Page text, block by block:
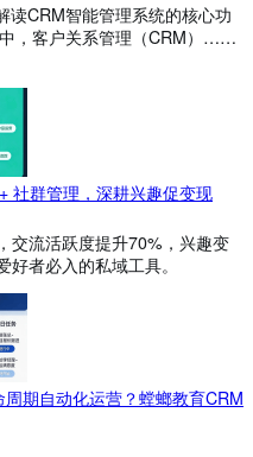
读CRM智能管理系统的核心功
，客户关系管理（CRM）……
社群管理，深耕兴趣促变现
交流活跃度提升70%，兴趣变
者必入的私域工具。
期自动化运营？螳螂教育CRM